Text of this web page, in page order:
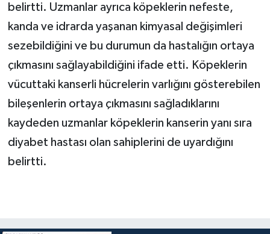
belirtti. Uzmanlar ayrıca köpeklerin nefeste,
kanda ve idrarda yaşanan kimyasal değişimleri
sezebildiğini ve bu durumun da hastalığın ortaya
çıkmasını sağlayabildiğini ifade etti. Köpeklerin
vücuttaki kanserli hücrelerin varlığını gösterebilen
bileşenlerin ortaya çıkmasını sağladıklarını
kaydeden uzmanlar köpeklerin kanserin yanı sıra
diyabet hastası olan sahiplerini de uyardığını
belirtti.